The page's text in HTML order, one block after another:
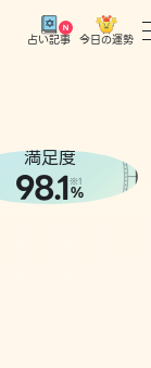
占い記事 今日の運勢
満足度
98.1※1
%